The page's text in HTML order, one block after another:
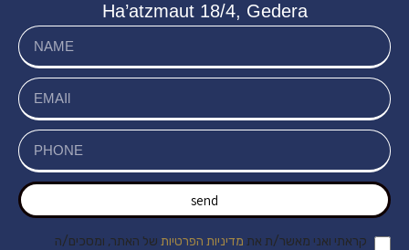
Ha’atzmaut 18/4, Gedera
send
קראתי ואני מאשר/ת את מדיניות הפרטיות של האתר, ומסכים/ה